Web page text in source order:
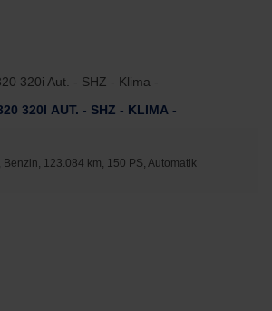
320I AUT. - SHZ - KLIMA -
Benzin, 123.084 km, 150 PS, Automatik